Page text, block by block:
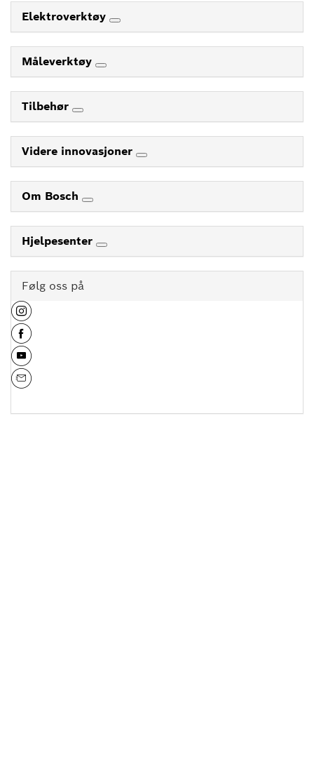
Elektroverktøy
Måleverktøy
Tilbehør
Videre innovasjoner
Om Bosch
Hjelpesenter
Følg oss på